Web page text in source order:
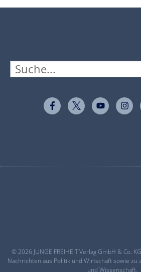
© 2026 JUNGE FREIHEIT Verlag GmbH & Co.
Nachrichten aus Politik und Wirtschaft sowie zu
und Wissenschaft.